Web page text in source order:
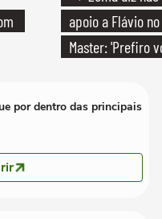
apoio a Flávio
Master: 'Prefiro
por dentro das principais